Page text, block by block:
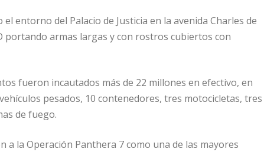
entorno del Palacio de Justicia en la avenida Charles de
portando armas largas y con rostros cubiertos con
fueron incautados más de 22 millones en efectivo, en
pesados, 10 contenedores, tres motocicletas, tres
de fuego.
la Operación Panthera 7 como una de las mayores